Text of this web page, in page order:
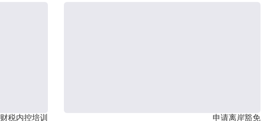
财税内控培训 申请离岸豁免